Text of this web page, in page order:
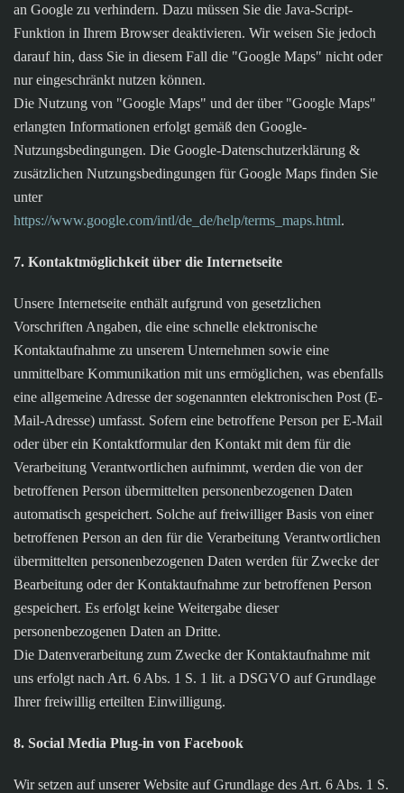
an Google zu verhindern. Dazu müssen Sie die Java-Script-
Funktion in Ihrem Browser deaktivieren. Wir weisen Sie jedoch
darauf hin, dass Sie in diesem Fall die "Google Maps" nicht oder
nur eingeschränkt nutzen können.
Die Nutzung von "Google Maps" und der über "Google Maps"
erlangten Informationen erfolgt gemäß den Google-
Nutzungsbedingungen. Die Google-Datenschutzerklärung &
zusätzlichen Nutzungsbedingungen für Google Maps finden Sie
unter
https://www.google.com/intl/de_de/help/terms_maps.html.
7. Kontaktmöglichkeit über die Internetseite
Unsere Internetseite enthält aufgrund von gesetzlichen
Vorschriften Angaben, die eine schnelle elektronische
Kontaktaufnahme zu unserem Unternehmen sowie eine
unmittelbare Kommunikation mit uns ermöglichen, was ebenfalls
eine allgemeine Adresse der sogenannten elektronischen Post (E-
Mail-Adresse) umfasst. Sofern eine betroffene Person per E-Mail
oder über ein Kontaktformular den Kontakt mit dem für die
Verarbeitung Verantwortlichen aufnimmt, werden die von der
betroffenen Person übermittelten personenbezogenen Daten
automatisch gespeichert. Solche auf freiwilliger Basis von einer
betroffenen Person an den für die Verarbeitung Verantwortlichen
übermittelten personenbezogenen Daten werden für Zwecke der
Bearbeitung oder der Kontaktaufnahme zur betroffenen Person
gespeichert. Es erfolgt keine Weitergabe dieser
personenbezogenen Daten an Dritte.
Die Datenverarbeitung zum Zwecke der Kontaktaufnahme mit
uns erfolgt nach Art. 6 Abs. 1 S. 1 lit. a DSGVO auf Grundlage
Ihrer freiwillig erteilten Einwilligung.
8. Social Media Plug-in von Facebook
Wir setzen auf unserer Website auf Grundlage des Art. 6 Abs. 1 S.